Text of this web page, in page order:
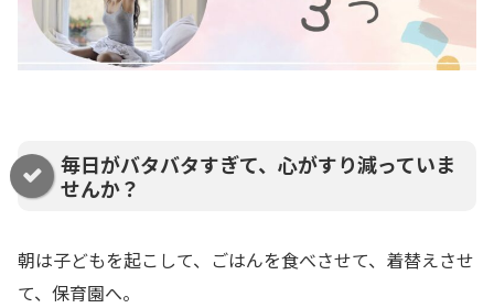
毎日がバタバタすぎて、心がすり減っていま
せんか？
朝は子どもを起こして、ごはんを食べさせて、着替えさせ
て、保育園へ。